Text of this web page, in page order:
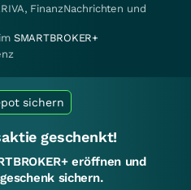
FinanzNachrichten und
SMARTBROKER+
sichern
geschenkt!
eröffnen und
sichern.